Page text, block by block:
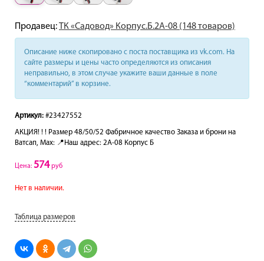
Продавец:ТК «Садовод» Корпус.Б.2А-08 (148 товаров)
Описание ниже скопировано с поста поставщика из vk.com. На
сайте размеры и цены часто определяются из описания
неправильно, в этом случае укажите ваши данные в поле
“комментарий” в корзине.
Артикул: #23427552
АКЦИЯ! ! ! Размер 48/50/52 Фабричное качество Заказа и брони на
Ватсап, Мах: 📍Наш адрес: 2А-08 Корпус Б
Цена: 574руб
Нет в наличии.
Таблица размеров